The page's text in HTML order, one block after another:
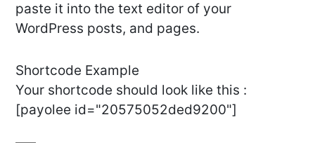
paste it into the text editor of your
WordPress posts, and pages.
Shortcode Example
Your shortcode should look like this :
[payolee id="20575052ded9200"]